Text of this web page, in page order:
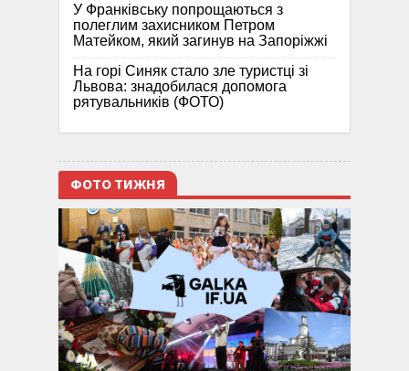
У Франківську попрощаються з
полеглим захисником Петром
Матейком, який загинув на Запоріжжі
На горі Синяк стало зле туристці зі
Львова: знадобилася допомога
рятувальників (ФОТО)
ФОТО ТИЖНЯ